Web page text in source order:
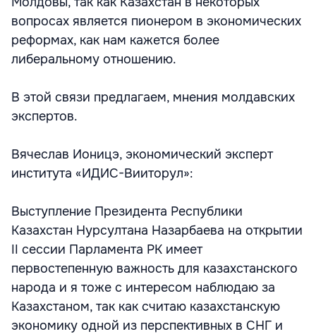
вопросах является пионером в экономических
реформах, как нам кажется более
либеральному отношению.
В этой связи предлагаем, мнения молдавских
экспертов.
Вячеслав Ионицэ, экономический эксперт
института «ИДИС-Вииторул»:
Выступление Президента Республики
Казахстан Нурсултана Назарбаева на открытии
II сессии Парламента РК имеет
первостепенную важность для казахстанского
народа и я тоже с интересом наблюдаю за
Казахстаном, так как считаю казахстанскую
экономику одной из перспективных в СНГ и